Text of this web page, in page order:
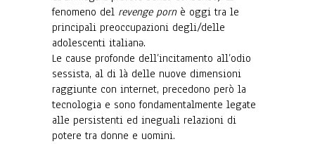
fenomeno del revenge pornè oggi tra le
principali preoccupazioni degli/delle
adolescenti italianə.
Le cause profonde dell’incitamento all’odio
sessista, al di là delle nuove dimensioni
raggiunte con internet, precedono però la
tecnologia e sono fondamentalmente legate
alle persistenti ed ineguali relazioni di
potere tra donne e uomini.